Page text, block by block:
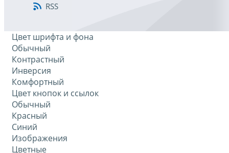
RSS
Цвет шрифта и фона
Обычный
Контрастный
Инверсия
Комфортный
Цвет кнопок и ссылок
Обычный
Красный
Синий
Изображения
Цветные